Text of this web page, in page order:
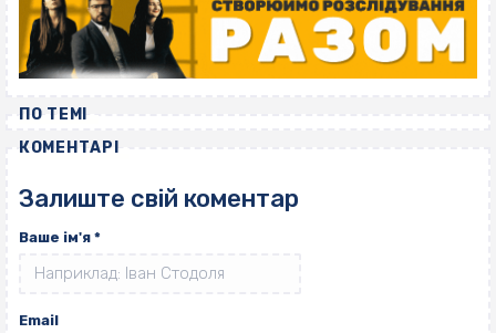
ПО ТЕМІ
КОМЕНТАРІ
Залиште свій коментар
Ваше ім'я *
Email